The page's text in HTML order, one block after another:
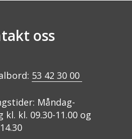
oss
53 42 30 00
Måndag-
kl. kl. 09.30-11.00 og